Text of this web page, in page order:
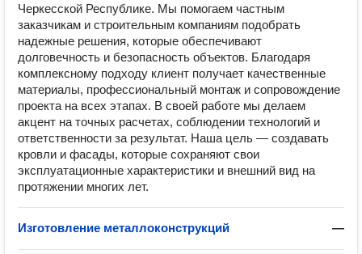
Черкесской Республике. Мы помогаем частным
заказчикам и строительным компаниям подобрать
надежные решения, которые обеспечивают
долговечность и безопасность объектов. Благодаря
комплексному подходу клиент получает качественные
материалы, профессиональный монтаж и сопровождение
проекта на всех этапах. В своей работе мы делаем
акцент на точных расчетах, соблюдении технологий и
ответственности за результат. Наша цель — создавать
кровли и фасады, которые сохраняют свои
эксплуатационные характеристики и внешний вид на
протяжении многих лет.
Изготовление металлоконструкций —